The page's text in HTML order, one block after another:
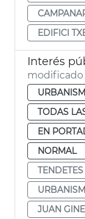
EDIFICI
modificado
TODAS
EN
NORMAL
TENDETES
JUAN